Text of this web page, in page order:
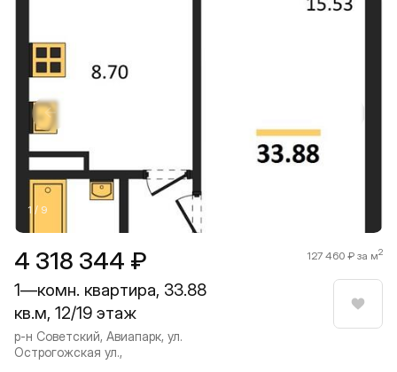
4 318 344 ₽ 127 460 ₽ за м2
1—комн. квартира, 33.88
кв.м, 12/19 этаж
р-н Советский, Авиапарк, ул.
Острогожская ул.,
1 / 9